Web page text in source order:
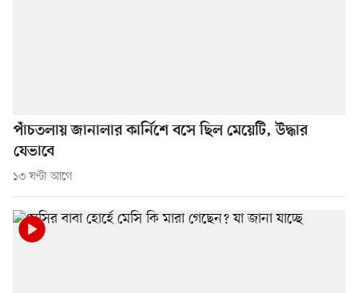
পাঁচতলায় জানালার কার্নিশে বসে ছিল মেয়েটি, উদ্ধার
যেভাবে
১৩ ঘণ্টা আগে